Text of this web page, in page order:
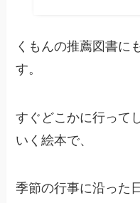
くもんの推薦図書に
す。
すぐどこかに行って
いく絵本で、
季節の行事に沿った